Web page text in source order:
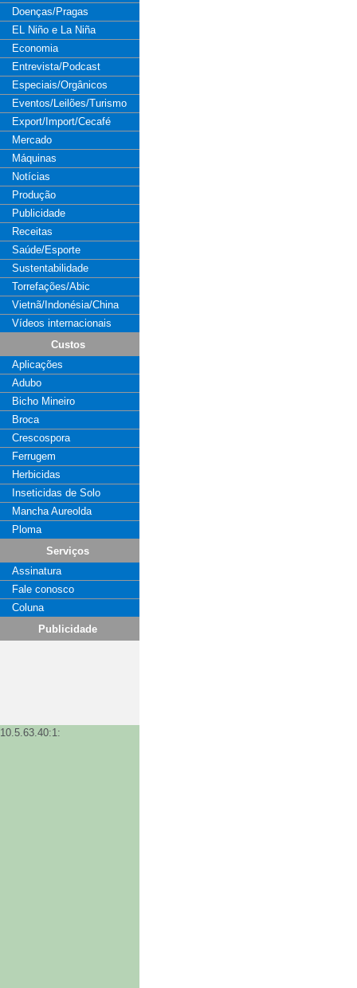
Doenças/Pragas
EL Niño e La Niña
Economia
Entrevista/Podcast
Especiais/Orgânicos
Eventos/Leilões/Turismo
Export/Import/Cecafé
Mercado
Máquinas
Notícias
Produção
Publicidade
Receitas
Saúde/Esporte
Sustentabilidade
Torrefações/Abic
Vietnã/Indonésia/China
Vídeos internacionais
Custos
Aplicações
Adubo
Bicho Mineiro
Broca
Crescospora
Ferrugem
Herbicidas
Inseticidas de Solo
Mancha Aureolda
Ploma
Serviços
Assinatura
Fale conosco
Coluna
Publicidade
10.5.63.40:1: